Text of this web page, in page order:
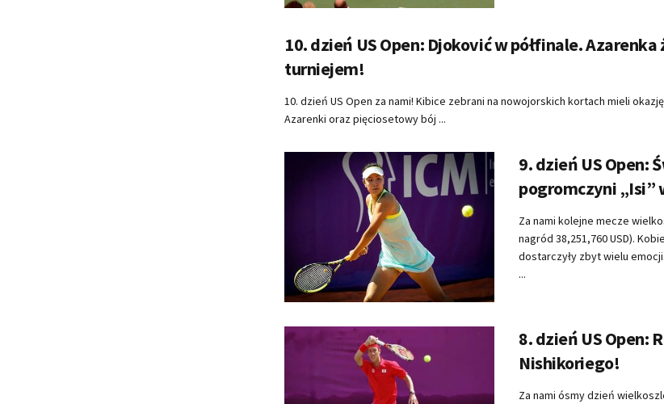
10. dzień US Open: Djoković w półfinale. Azarenka
turniejem!
10. dzień US Open za nami! Kibice zebrani na nowojorskich kortach mieli
Azarenki oraz pięciosetowy bój ...
9. dzień US Open:
pogromczyni „Isi”
Za nami kolejne mecze
nagród 38,251,760 USD).
dostarczyły zbyt wielu
...
8. dzień US Open:
Nishikoriego!
Za nami ósmy dzień